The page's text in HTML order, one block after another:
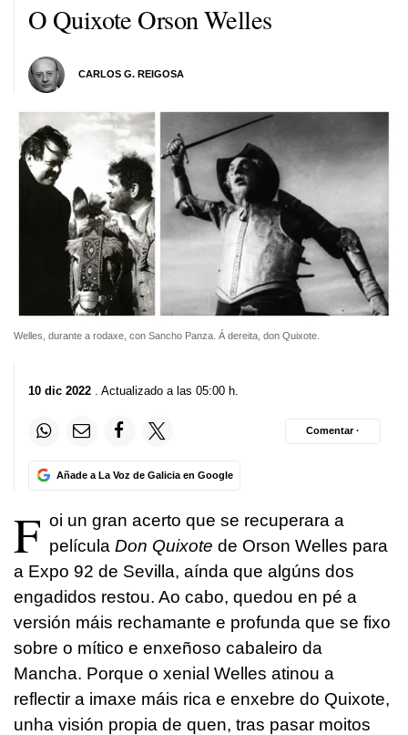
O Quixote Orson Welles
CARLOS G. REIGOSA
Welles, durante a rodaxe, con Sancho Panza. Á dereita, don Quixote.
10 dic 2022 . Actualizado a las 05:00 h.
Añade a La Voz de Galicia en Google
Comentar ·
F oi un gran acerto que se recuperara a
película Don Quixote de Orson Welles para
a Expo 92 de Sevilla, aínda que algúns dos
engadidos restou. Ao cabo, quedou en pé a
versión máis rechamante e profunda que se fixo
sobre o mítico e enxeñoso cabaleiro da
Mancha. Porque o xenial Welles atinou a
reflectir a imaxe máis rica e enxebre do Quixote,
unha visión propia de quen, tras pasar moitos